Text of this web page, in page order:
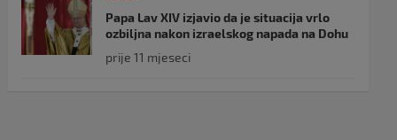
Papa Lav XIV izjavio da je situacija vrlo
ozbiljna nakon izraelskog napada na Dohu
prije 11 mjeseci